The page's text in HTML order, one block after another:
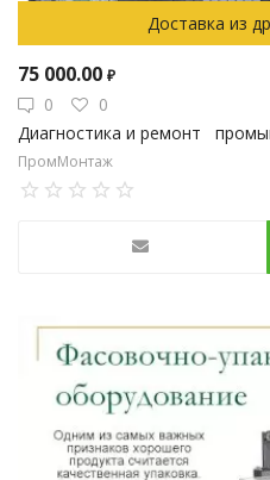
Доставка из
75 000.00 ₽
0
0
Диагностика и ремонт
ПромМонтаж